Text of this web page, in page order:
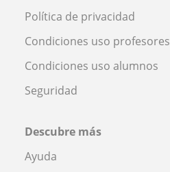
Política de privacidad
Condiciones uso profesores
Condiciones uso alumnos
Seguridad
Descubre más
Ayuda